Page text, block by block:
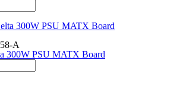
A
300W PSU MATX Board